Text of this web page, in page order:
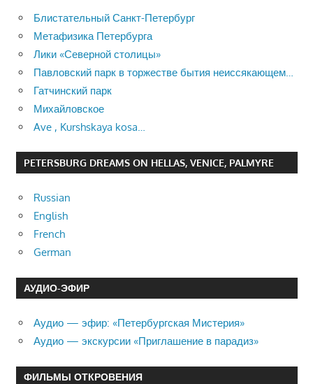
Блистательный Санкт-Петербург
Метафизика Петербурга
Лики «Северной столицы»
Павловский парк в торжестве бытия неиссякающем…
Гатчинский парк
Михайловское
Ave , Kurshskaya kosa…
PETERSBURG DREAMS ON HELLAS, VENICE, PALMYRE
Russian
English
French
German
АУДИО-ЭФИР
Аудио — эфир: «Петербургская Мистерия»
Аудио — экскурсии «Приглашение в парадиз»
ФИЛЬМЫ ОТКРОВЕНИЯ